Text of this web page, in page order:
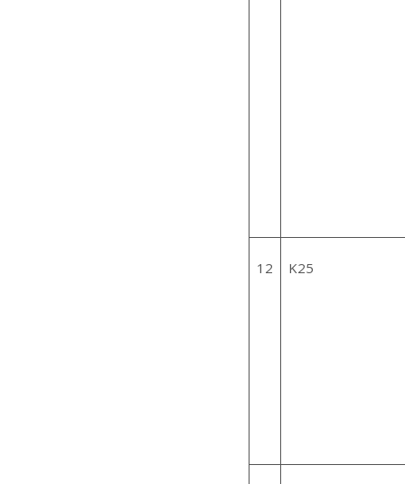
12 K25